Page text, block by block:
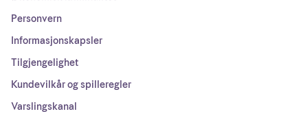
Personvern
Informasjonskapsler
Tilgjengelighet
Kundevilkår og spilleregler
Varslingskanal